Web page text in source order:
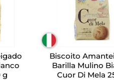
g
Biscoito
Barilla Mulino
Cuor